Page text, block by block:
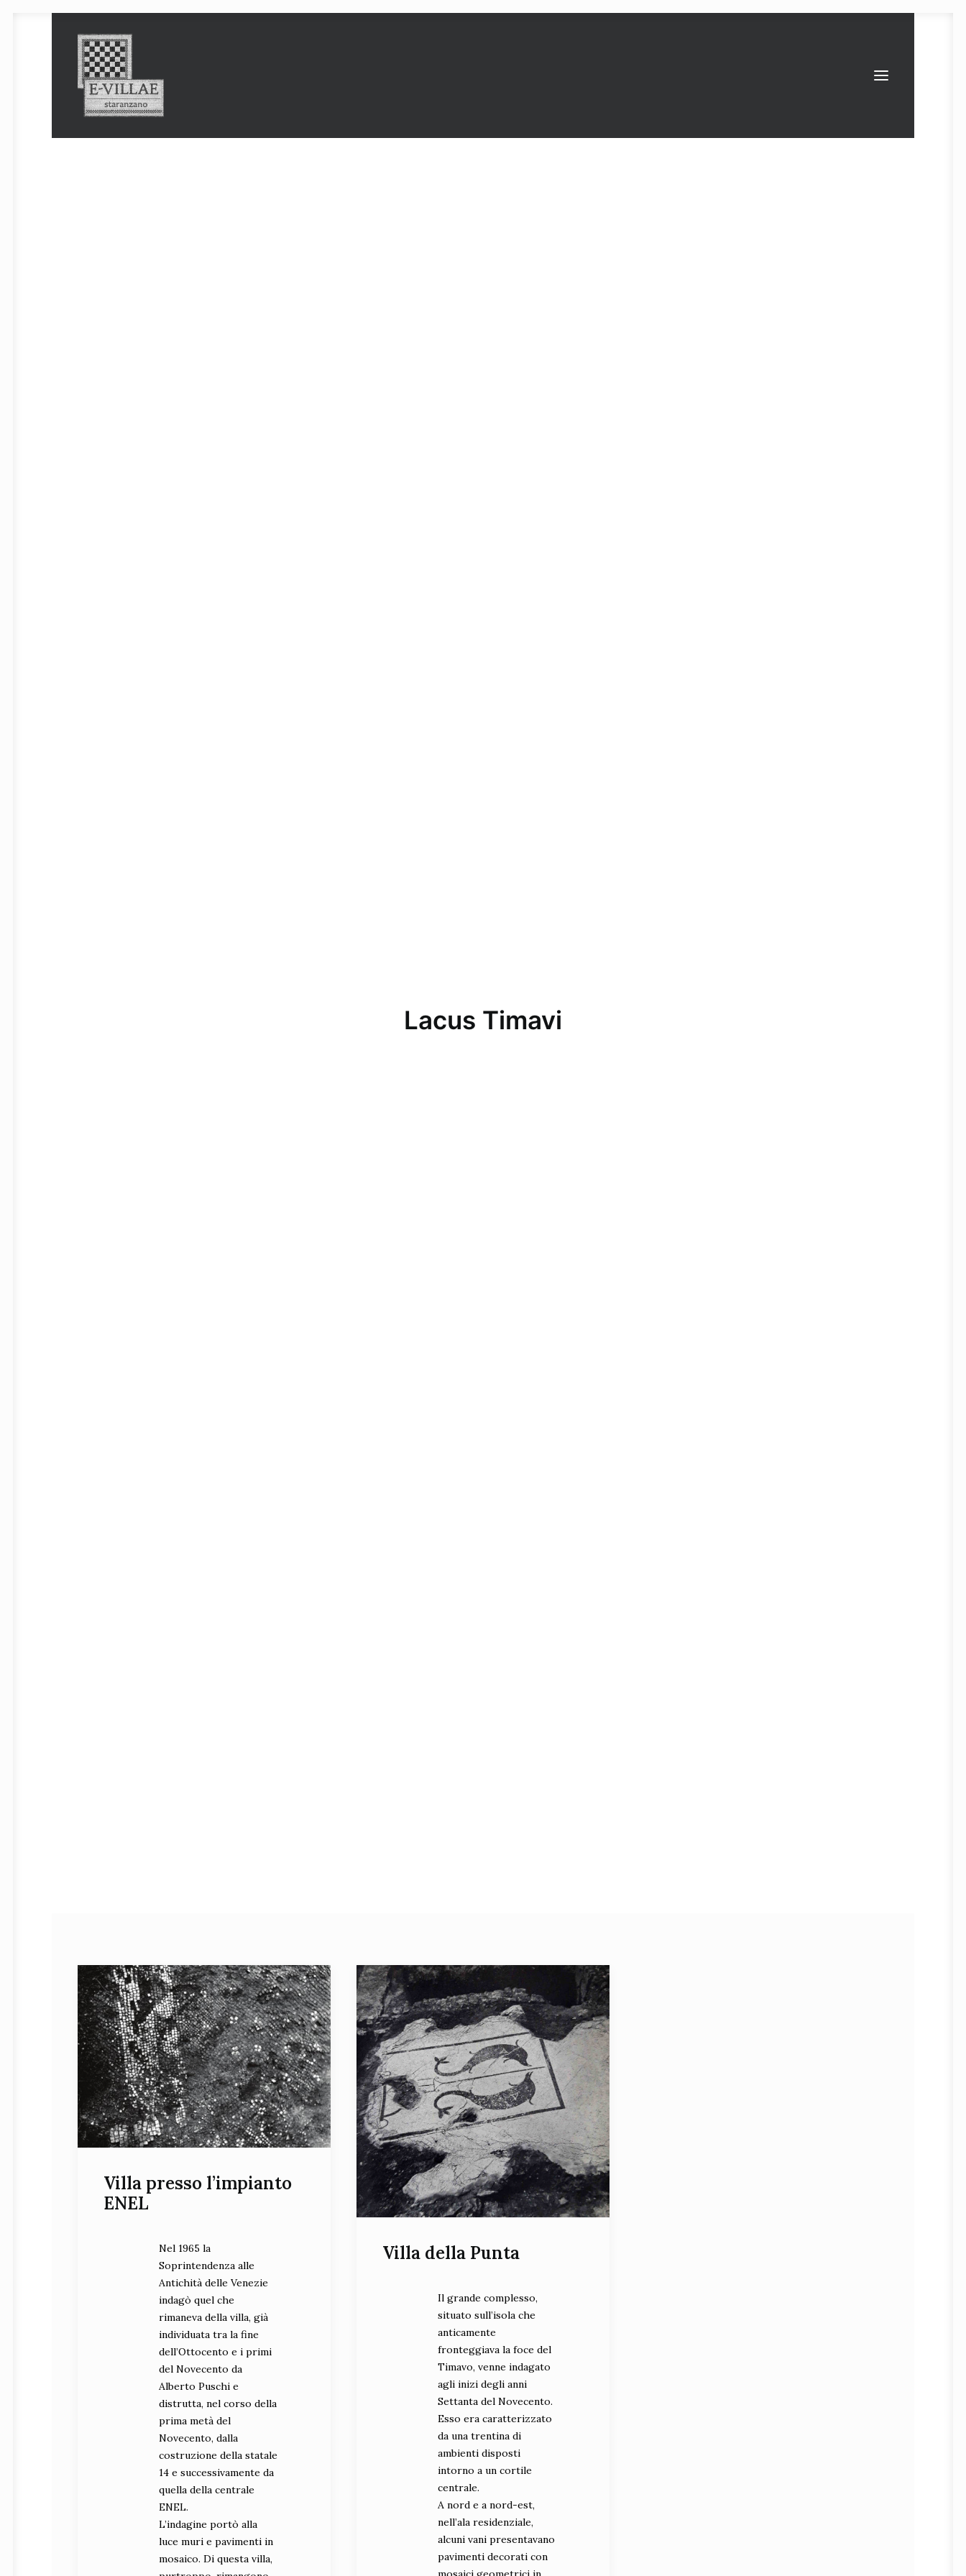
Lacus Timavi
Villa presso l’impianto
ENEL
Nel 1965 la
Soprintendenza alle
Antichità delle Venezie
indagò quel che
rimaneva della villa, già
individuata tra la fine
dell’Ottocento e i primi
del Novecento da
Alberto Puschi e
distrutta, nel corso della
prima metà del
Novecento, dalla
costruzione della statale
14 e successivamente da
quella della centrale
ENEL.
L’indagine portò alla
luce muri e pavimenti in
mosaico. Di questa villa,
Villa della Punta
Il grande complesso,
situato sull’isola che
anticamente
fronteggiava la foce del
Timavo, venne indagato
agli inizi degli anni
Settanta del Novecento.
Esso era caratterizzato
da una trentina di
ambienti disposti
intorno a un cortile
centrale.
A nord e a nord-est,
nell’ala residenziale,
alcuni vani presentavano
pavimenti decorati con